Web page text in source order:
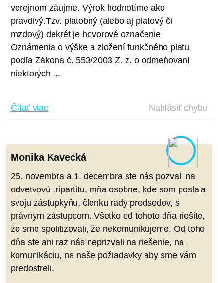
verejnom záujme. Výrok hodnotíme ako
pravdivý.Tzv. platobný (alebo aj platový či
mzdový) dekrét je hovorové označenie
Oznámenia o výške a zložení funkčného platu
podľa Zákona č. 553/2003 Z. z. o odmeňovaní
niektorých ...
Čítať viac Nahlásiť chybu
Monika Kavecká
25. novembra a 1. decembra ste nás pozvali na
odvetvovú tripartitu, mňa osobne, kde som poslala
svoju zástupkyňu, členku rady predsedov, s
právnym zástupcom. Všetko od tohoto dňa riešite,
že sme spolitizovali, že nekomunikujeme. Od toho
dňa ste ani raz nás neprizvali na riešenie, na
komunikáciu, na naše požiadavky aby sme vám
predostreli.